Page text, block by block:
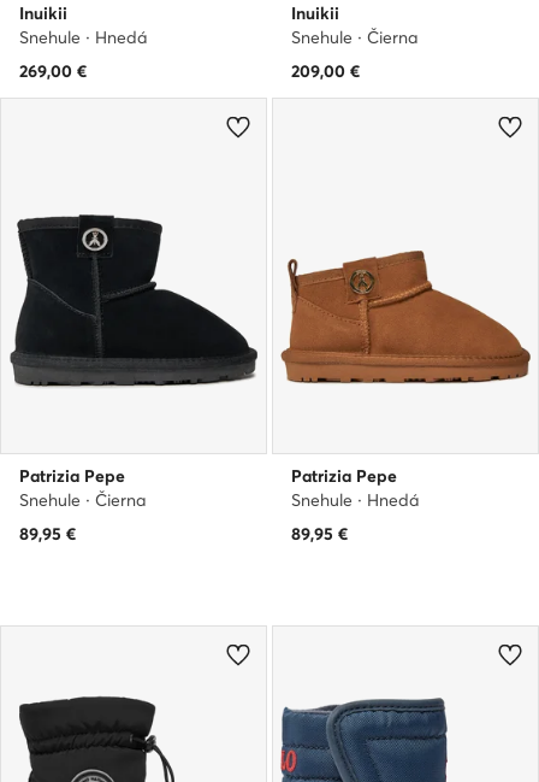
Inuikii
Snehule · Hnedá
269,00 €
Inuikii
Snehule · Čierna
209,00 €
Patrizia Pepe
Snehule · Čierna
89,95 €
Patrizia Pepe
Snehule · Hnedá
89,95 €